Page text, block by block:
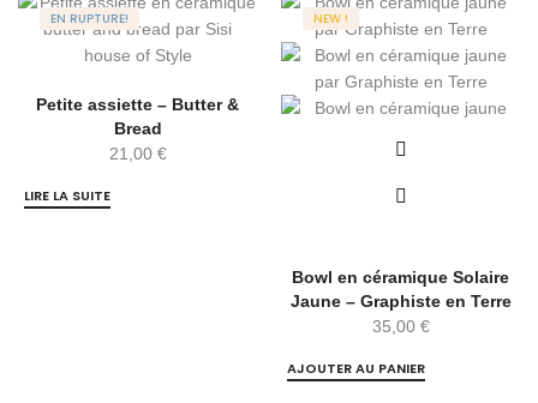
EN RUPTURE!
Petite assiette – Butter &
Bread
21,00 €
LIRE LA SUITE
NEW !
Bowl en céramique Solaire
Jaune – Graphiste en Terre
35,00 €
AJOUTER AU PANIER